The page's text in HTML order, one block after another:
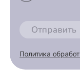
Отправить
Политика